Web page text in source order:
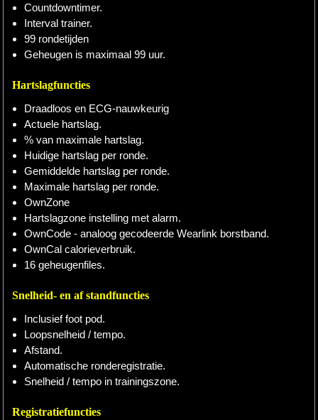
Countdowntimer.
Interval trainer.
99 rondetijden
Geheugen is maximaal 99 uur.
Hartslagfuncties
Draadloos en ECG-nauwkeurig
Actuele hartslag.
% van maximale hartslag.
Huidige hartslag per ronde.
Gemiddelde hartslag per ronde.
Maximale hartslag per ronde.
OwnZone
Hartslagzone instelling met alarm.
OwnCode - analoog gecodeerde Wearlink borstband.
OwnCal calorieverbruik.
16 geheugenfiles.
Snelheid- en af standfuncties
Inclusief foot pod.
Loopsnelheid / tempo.
Afstand.
Automatische ronderegistratie.
Snelheid / tempo in trainingszone.
Registratiefuncties